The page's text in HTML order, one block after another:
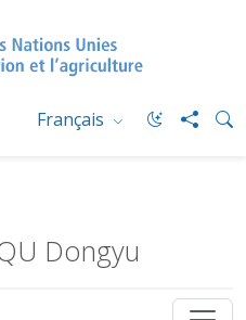
Français
Dongyu